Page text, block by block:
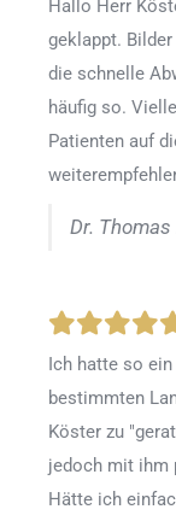
Hallo Herr
geklappt.
die schnelle
häufig so.
Patienten auf
Dr.
Ich hatte so
bestimmten
Köster zu
jedoch mit ihm
Hätte ich